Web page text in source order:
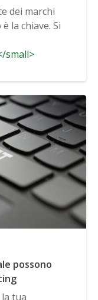
dei marchi
la chiave. Si
small>
possono
tua